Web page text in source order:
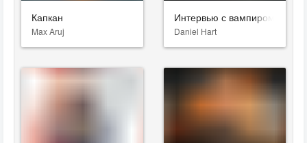
Капкан
Max Aruj
Интервью с вампиром
Daniel Hart